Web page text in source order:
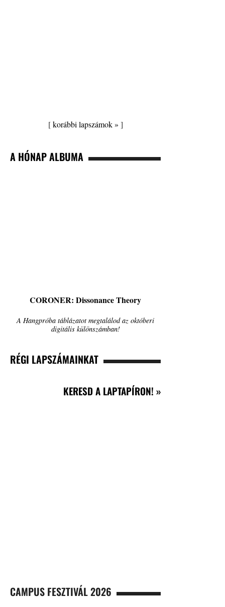
[korábbi lapszámok » ]
A HÓNAP ALBUMA
CORONER: Dissonance Theory
A Hangpróba táblázatot megtalálod az októberi
digitális különszámban!
RÉGI LAPSZÁMAINKAT
KERESD A LAPTAPÍRON! »
CAMPUS FESZTIVÁL 2026